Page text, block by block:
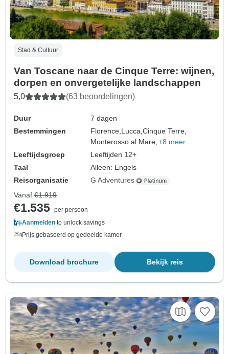
Stad & Cultuur
Van Toscane naar de Cinque Terre: wijnen,
dorpen en onvergetelijke landschappen
5,0 (63 beoordelingen)
Duur
7 dagen
Bestemmingen
Florence,Lucca,Cinque Terre,
Monterosso al Mare, +8 meer
Leeftijdsgroep
Leeftijden 12+
Taal
Alleen: Engels
Reisorganisatie
G Adventures
Vanaf €1.919
€1.535 per persoon
Aanmelden to unlock savings
Prijs gebaseerd op gedeelde kamer
Bekijk reis
Download brochure